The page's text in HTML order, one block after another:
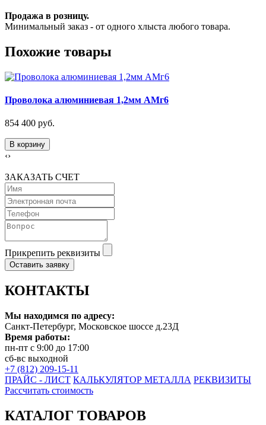
Продажа в розницу.
Минимальный заказ - от одного хлыста любого товара.
Похожие товары
Проволока алюминиевая 1,2мм АМг6
854 400 руб.
В корзину
‹›
ЗАКАЗАТЬ СЧЕТ
Прикрепить реквизиты
Оставить заявку
КОНТАКТЫ
Мы находимся по адресу:
Санкт-Петербург, Московское шоссе д.23Д
Время работы:
пн-пт с 9:00 до 17:00
сб-вс выходной
+7 (812) 209-15-11
ПРАЙС - ЛИСТ КАЛЬКУЛЯТОР МЕТАЛЛА РЕКВИЗИТЫ
Рассчитать стоимость
КАТАЛОГ ТОВАРОВ